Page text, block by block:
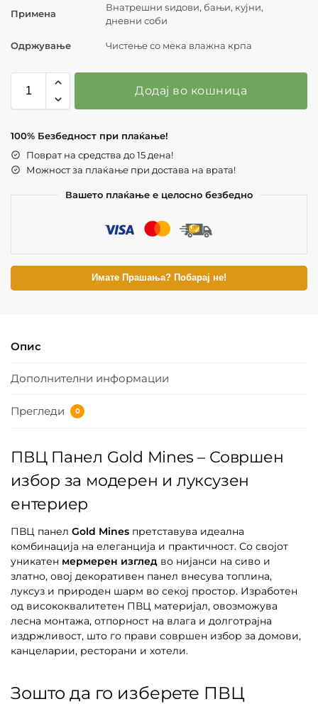
Примена
Внатрешни ѕидови, бањи, кујни,
дневни соби
Одржување Чистење со мека влажна крпа
Додај во кошница
100% Безбедност при плаќање!
Поврат на средства до 15 дена!
Можност за плаќање при достава на врата!
Вашето плаќање е целосно безбедно
Имате Прашања? Побарај не!
Опис
Дополнителни информации
Прегледи 0
ПВЦ Панел Gold Mines – Совршен
избор за модерен и луксузен
ентериер
ПВЦ панел Gold Mines претставува идеална
комбинација на елеганција и практичност. Со својот
уникатен мермерен изглед во нијанси на сиво и
златно, овој декоративен панел внесува топлина,
луксуз и природен шарм во секој простор. Изработен
од висококвалитетен ПВЦ материјал, овозможува
лесна монтажа, отпорност на влага и долготрајна
издржливост, што го прави совршен избор за домови,
канцеларии, ресторани и хотели.
Зошто да го изберете ПВЦ